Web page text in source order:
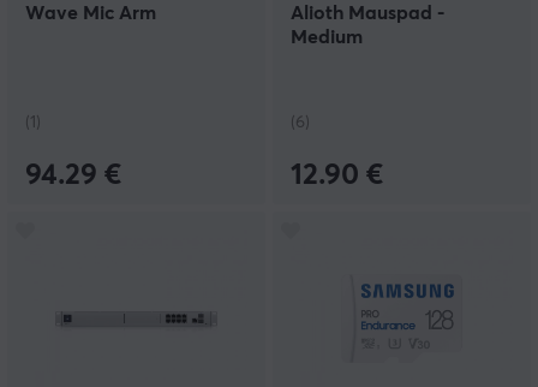
Wave Mic Arm
(1)
94.29 €
Alioth Mauspad -
Medium
(6)
12.90 €